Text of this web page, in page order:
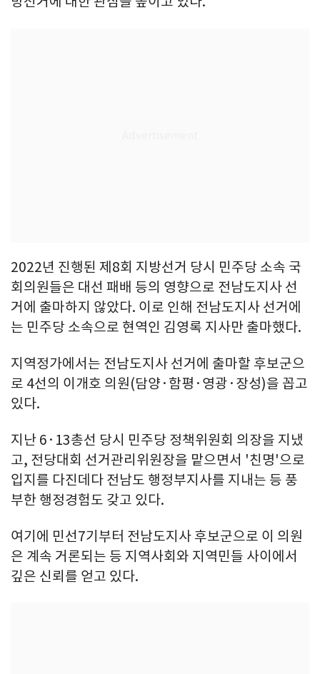
2022년 진행된 제8회 지방선거 당시 민주당 소속 국
회의원들은 대선 패배 등의 영향으로 전남도지사 선
거에 출마하지 않았다. 이로 인해 전남도지사 선거에
는 민주당 소속으로 현역인 김영록 지사만 출마했다.
지역정가에서는 전남도지사 선거에 출마할 후보군으
로 4선의 이개호 의원(담양·함평·영광·장성)을 꼽고
있다.
지난 6·13총선 당시 민주당 정책위원회 의장을 지냈
고, 전당대회 선거관리위원장을 맡으면서 '친명'으로
입지를 다진데다 전남도 행정부지사를 지내는 등 풍
부한 행정경험도 갖고 있다.
여기에 민선7기부터 전남도지사 후보군으로 이 의원
은 계속 거론되는 등 지역사회와 지역민들 사이에서
깊은 신뢰를 얻고 있다.